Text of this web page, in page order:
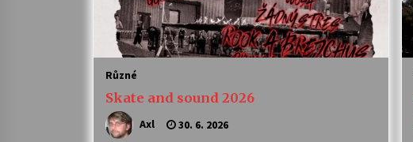
Různé
Skate and sound 2026
Axl 30. 6. 2026